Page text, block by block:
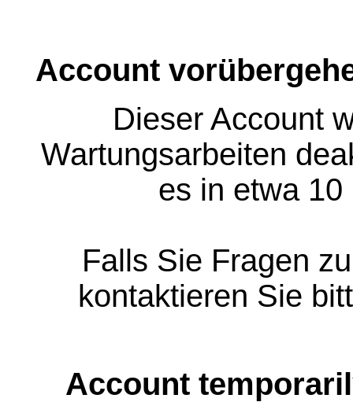
Account
Dieser Account
Wartungsarbeiten
es in etwa
Falls Sie Fragen
kontaktieren Sie
Account